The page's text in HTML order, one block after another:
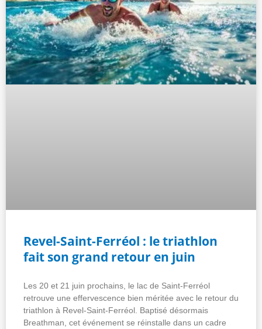
Revel-Saint-Ferréol : le triathlon
fait son grand retour en juin
Les 20 et 21 juin prochains, le lac de Saint-Ferréol
retrouve une effervescence bien méritée avec le retour du
triathlon à Revel-Saint-Ferréol. Baptisé désormais
Breathman, cet événement se réinstalle dans un cadre